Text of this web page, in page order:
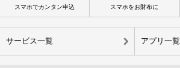
スマホでカンタン申込 スマホをお財布に
サービス一覧 アプリ一覧